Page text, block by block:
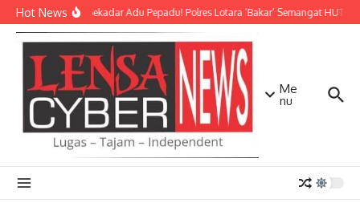
Lewati ke konten
Hot NewsBukan Sekadar Adu Pepadu! Polres Lotara ‘Bakar’ Semangat HUT
Me
nu